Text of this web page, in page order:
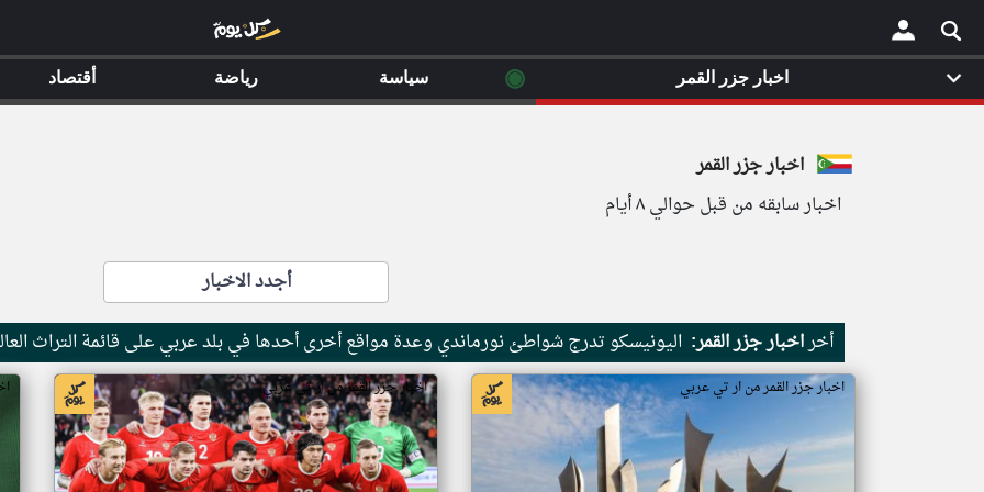
×
اخبار جزر القمر
اخبار سابقه من قبل حوالي ٨ أيام
أجدد الاخبار
أخراخبار جزر القمر: اليونيسكو تدرج شواطئ نورماندي وعدة مواقع أخرى أحدها في بلد عربي على قائمة التراث
اخبار جزر القمر من ار تي عربي اخبار جزر القمر من ار تي عربي
اخبار جزر القمر ◉ سياسة رياضة أقتصاد